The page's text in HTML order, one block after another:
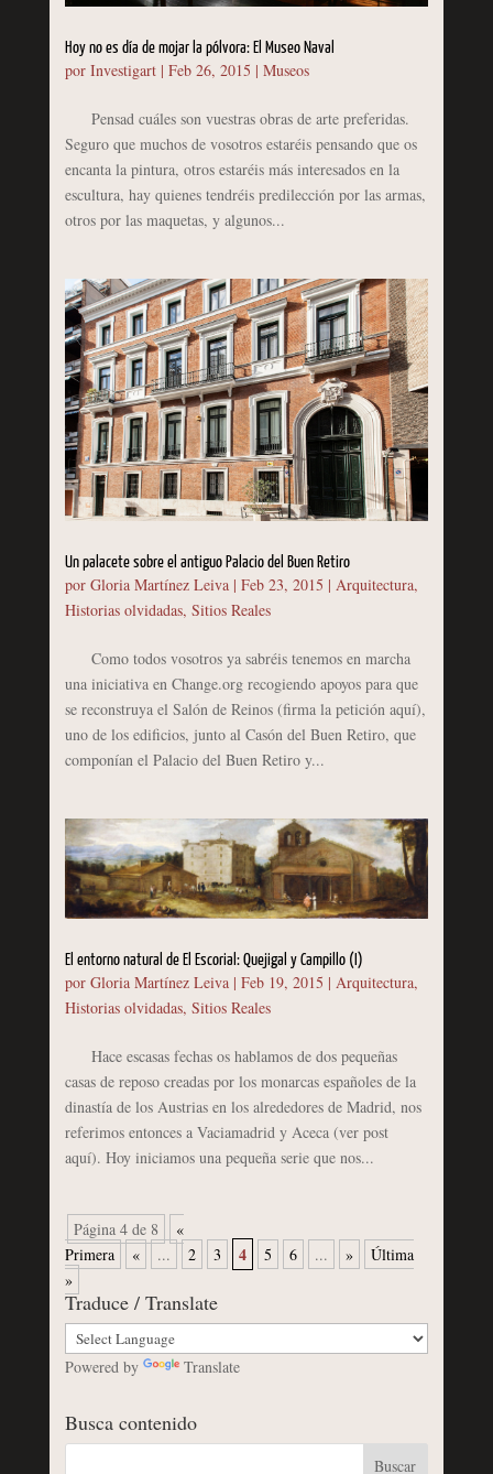
Hoy no es día de mojar la pólvora: El Museo Naval
por Investigart| Feb 26, 2015 | Museos
Pensad cuáles son vuestras obras de arte preferidas.
Seguro que muchos de vosotros estaréis pensando que os
encanta la pintura, otros estaréis más interesados en la
escultura, hay quienes tendréis predilección por las armas,
otros por las maquetas, y algunos...
Un palacete sobre el antiguo Palacio del Buen Retiro
por Gloria Martínez Leiva| Feb 23, 2015 | Arquitectura,
Historias olvidadas, Sitios Reales
Como todos vosotros ya sabréis tenemos en marcha
una iniciativa en Change.org recogiendo apoyos para que
se reconstruya el Salón de Reinos (firma la petición aquí),
uno de los edificios, junto al Casón del Buen Retiro, que
componían el Palacio del Buen Retiro y...
El entorno natural de El Escorial: Quejigal y Campillo (I)
por Gloria Martínez Leiva| Feb 19, 2015 | Arquitectura,
Historias olvidadas, Sitios Reales
Hace escasas fechas os hablamos de dos pequeñas
casas de reposo creadas por los monarcas españoles de la
dinastía de los Austrias en los alrededores de Madrid, nos
referimos entonces a Vaciamadrid y Aceca (ver post
aquí). Hoy iniciamos una pequeña serie que nos...
Página 4 de 8
«
Primera
« ... 2 3 4 5 6 ... »
Última
»
Traduce / Translate
Powered by Translate
Busca contenido